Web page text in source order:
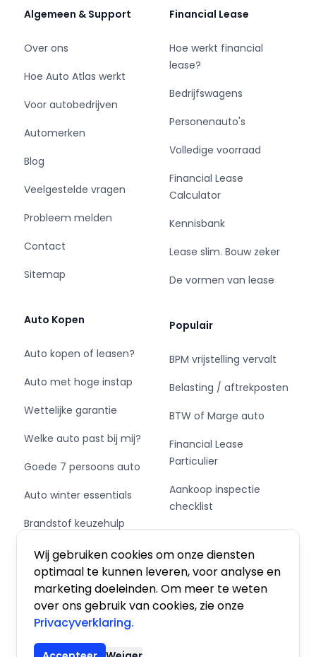
Wij gebruiken cookies om onze diensten
optimaal te kunnen leveren, voor analyse en
marketing doeleinden. Om meer te weten
over ons gebruik van cookies, zie onze
Privacyverklaring.
Algemeen & Support
Over ons
Hoe Auto Atlas werkt
Voor autobedrijven
Automerken
Blog
Veelgestelde vragen
Probleem melden
Contact
Sitemap
Auto Kopen
Auto kopen of leasen?
Auto met hoge instap
Wettelijke garantie
Welke auto past bij mij?
Goede 7 persoons auto
Auto winter essentials
Brandstof keuzehulp
Schakel of automaat?
Financial Lease
Hoe werkt financial
lease?
Bedrijfswagens
Personenauto's
Volledige voorraad
Financial Lease
Calculator
Kennisbank
Lease slim. Bouw zeker
De vormen van lease
Populair
BPM vrijstelling vervalt
Belasting / aftrekposten
BTW of Marge auto
Financial Lease
Particulier
Aankoop inspectie
checklist
Private Leasen,
Financieren of Kopen?